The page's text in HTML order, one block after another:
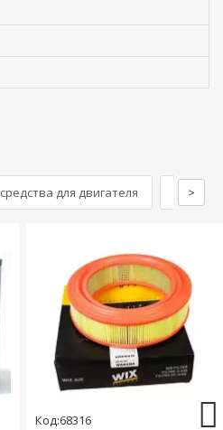
для двигателя >
Код:68316